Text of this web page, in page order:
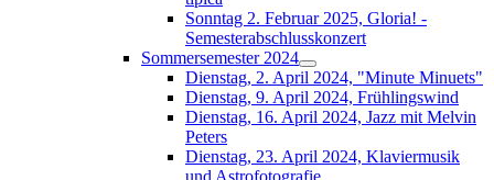
Sonntag 2. Februar 2025, Gloria! -
Semesterabschlusskonzert
Sommersemester 2024
Dienstag, 2. April 2024, "Minute Minuets"
Dienstag, 9. April 2024, Frühlingswind
Dienstag, 16. April 2024, Jazz mit Melvin
Peters
Dienstag, 23. April 2024, Klaviermusik
und Astrofotografie